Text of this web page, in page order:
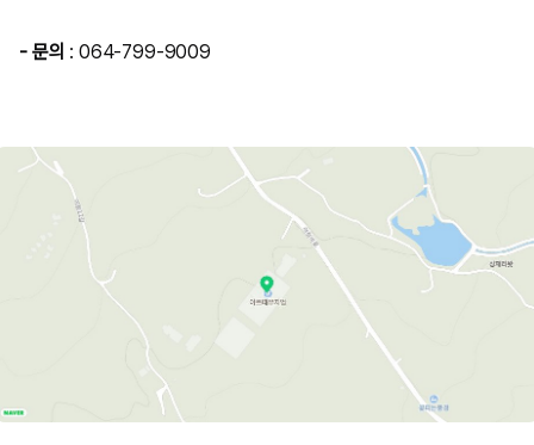
- 문의 : 064-799-9009